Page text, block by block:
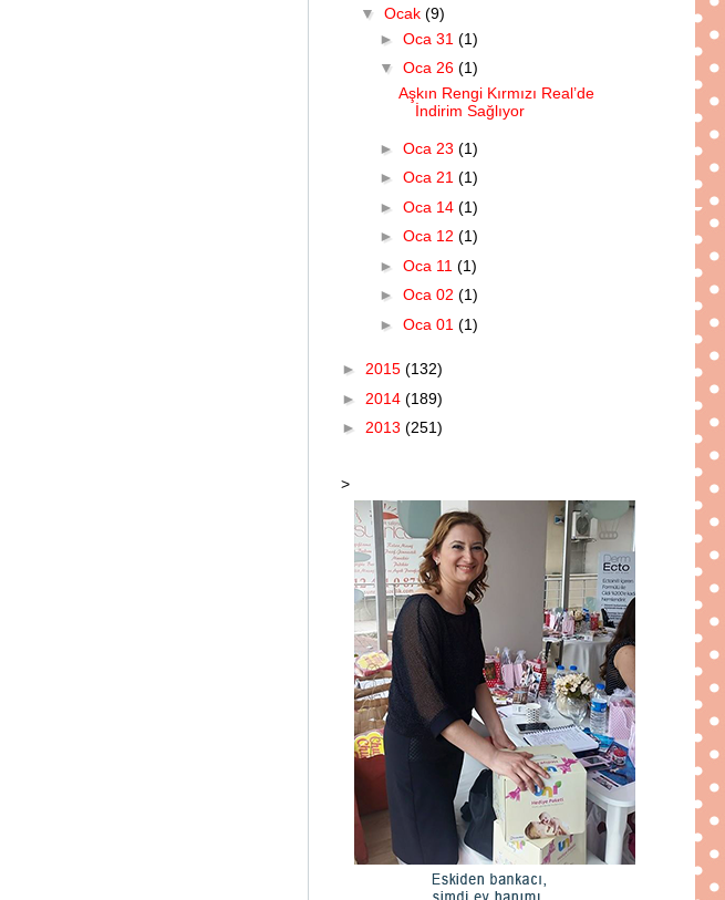
▼ Ocak (9)
► Oca 31 (1)
▼ Oca 26 (1)
Aşkın Rengi Kırmızı Real’de
İndirim Sağlıyor
► Oca 23 (1)
► Oca 21 (1)
► Oca 14 (1)
► Oca 12 (1)
► Oca 11 (1)
► Oca 02 (1)
► Oca 01 (1)
► 2015 (132)
► 2014 (189)
► 2013 (251)
>